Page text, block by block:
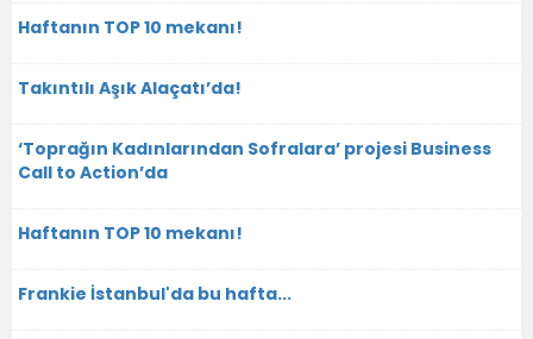
Haftanın TOP 10 mekanı!
Takıntılı Aşık Alaçatı’da!
‘Toprağın Kadınlarından Sofralara’ projesi Business
Call to Action’da
Haftanın TOP 10 mekanı!
Frankie İstanbul'da bu hafta...